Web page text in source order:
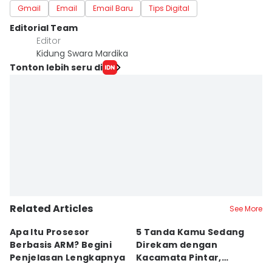
Gmail Email Email Baru Tips Digital
Editorial Team
Editor
Kidung Swara Mardika
Tonton lebih seru di
Related Articles See More
Apa Itu Prosesor
Berbasis ARM? Begini
Penjelasan Lengkapnya
5 Tanda Kamu Sedang
Direkam dengan
Kacamata Pintar,